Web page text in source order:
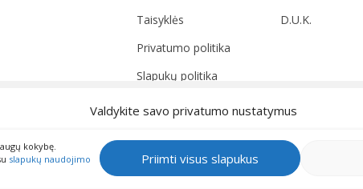
Valdykite savo privatumo nustatymus
kokybę.
slapukų naudojimo
Priimti visus slapukus
Taisyklės
Privatumo politika
Slapukų politika
D.U.K.